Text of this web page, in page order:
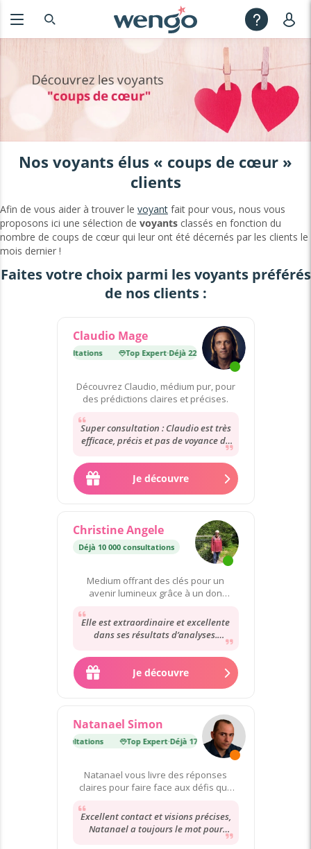
Nos voyants élus « coups de cœur »
clients
Afin de vous aider à trouver le voyant fait pour vous, nous vous
proposons ici une sélection de voyants classés en fonction du
nombre de coups de cœur qui leur ont été décernés par les clients le
mois dernier !
Faites votre choix parmi les voyants préférés
de nos clients :
Claudio Mage
Déjà 22 000 consultations Top Expert·Déjà 22 000 consultations
Découvrez Claudio, médium pur, pour
des prédictions claires et précises.
Super consultation : Claudio est très
efficace, précis et pas de voyance de
complaisance Mille mercis 🙏💖🙏 Je
recommande...
Je découvre
Christine Angele
Déjà 10 000 consultations
Medium offrant des clés pour un
avenir lumineux grâce à un don
Elle est extraordinaire et excellente
dans ses résultats d’analyses.
envers nous....
Je découvre
Natanael Simon
175 000 consultations Top Expert·Déjà 175 000 consultations
Natanael vous livre des réponses
claires pour faire face aux défis que
Excellent contact et visions précises,
Natanael a toujours le mot pour
faire sourire et il ne fait pas dans la...